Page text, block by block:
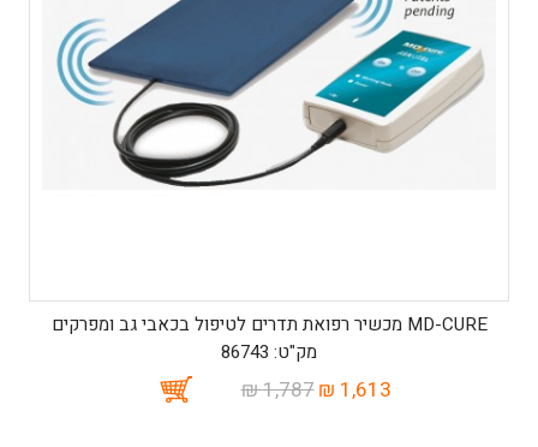
MD-CURE מכשיר רפואת תדרים לטיפול בכאבי גב ומפרקים
מק"ט: 86743
1,613 ₪
1,787 ₪